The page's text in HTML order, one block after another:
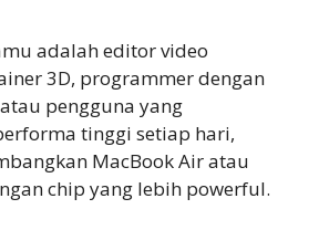
adalah editor video
3D, programmer dengan
pengguna yang
tinggi setiap hari,
MacBook Air atau
chip yang lebih powerful.